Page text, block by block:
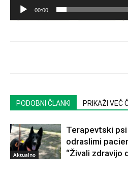
00:00
PODOBNI ČLANKI PRIKAŽI VEČ
Aktualno
Terapevtski
odraslimi
“Živali zdravijo